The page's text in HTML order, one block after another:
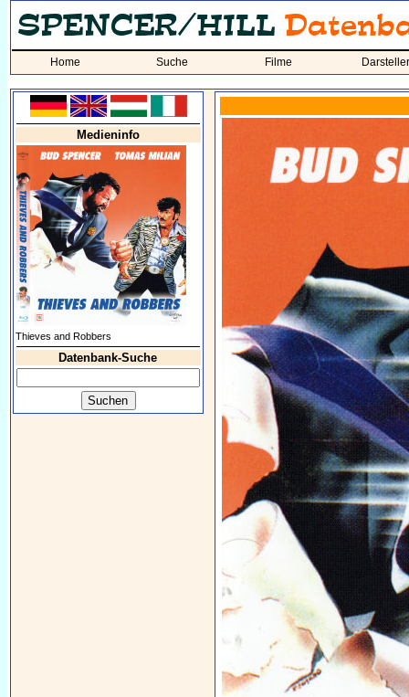
Home Suche Filme Darsteller
Medieninfo
Thieves and Robbers
Datenbank-Suche